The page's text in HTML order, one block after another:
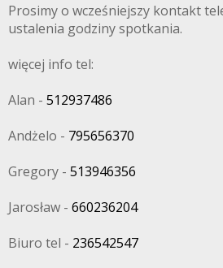
Prosimy o wcześniejszy kontakt
ustalenia godziny spotkania.
więcej info tel:
Alan - 512937486
Andżelo - 795656370
Gregory - 513946356
Jarosław - 660236204
Biuro tel - 236542547